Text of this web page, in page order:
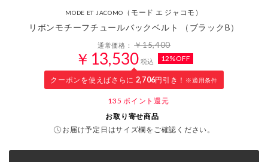
MODE ET JACOMO （モード エ ジャコモ）
リボンモチーフチュールバックベルト （ブラックB）
通常価格：￥15,400
￥13,530 税込 12%OFF
クーポンを使えばさらに 2,706円引き！ ※適用条件
135 ポイント還元
お取り寄せ商品
お届け予定日はサイズ欄をご確認ください。